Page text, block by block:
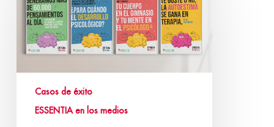
Casos de éxito
ESSENTIA en los medios